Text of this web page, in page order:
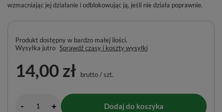
wzmacniając jej działanie i odblokowując ją, jeśli nie działa poprawnie.
Produkt dostępny w bardzo małej ilości
Wysyłka jutro Sprawdź czasy i koszty wysyłki
14,00 zł brutto/szt.
- + Dodaj do koszyka